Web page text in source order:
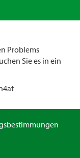
Problems
Sie es in ein